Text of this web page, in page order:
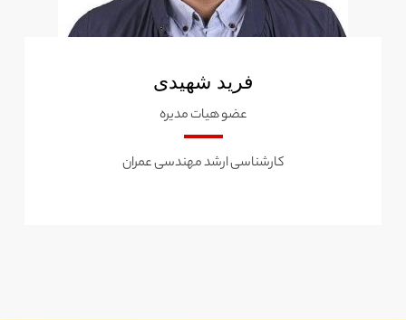
فرید شهیدی
عضو هیات مدیره
کارشناسی ارشد مهندسی عمران